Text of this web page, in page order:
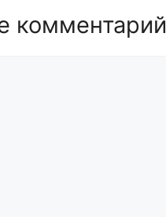
комментарий